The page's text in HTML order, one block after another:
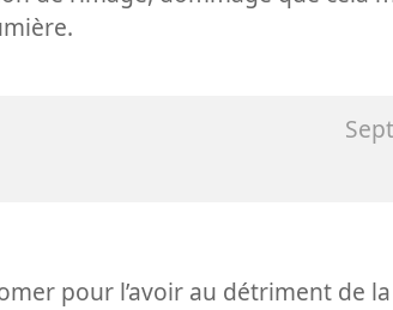
pour l’avoir au détriment de